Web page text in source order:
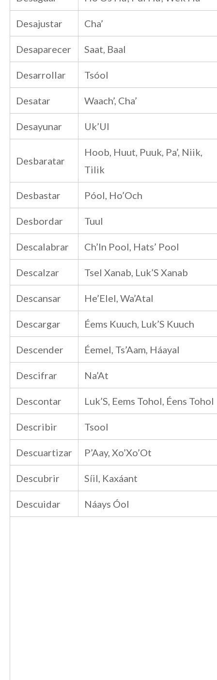
Desajustar Cha’
Desaparecer Saat, Baal
Desarrollar Tsóol
Desatar Waach’, Cha’
Desayunar Uk’Ul
Desbaratar
Hoob, Huut, Puuk, Pa’, Niik,
Tilik
Desbastar Póol, Ho’Och
Desbordar Tuul
Descalabrar Ch’In Pool, Hats’ Pool
Descalzar Tsel Xanab, Luk’S Xanab
Descansar He’Elel, Wa’Atal
Descargar Éems Kuuch, Luk’S Kuuch
Descender Éemel, Ts’Aam, Háayal
Descifrar Na’At
Descontar Luk’S, Eems Tohol, Éens Tohol
Describir Tsool
Descuartizar P’Aay, Xo’Xo’Ot
Descubrir Síil, Kaxáant
Descuidar Náays Óol